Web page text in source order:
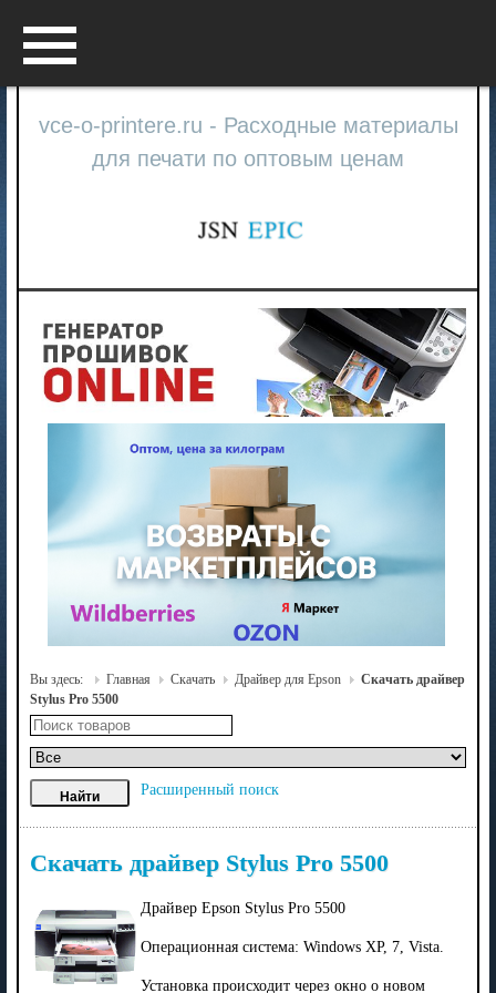
vce-o-printere.ru - Расходные материалы
для печати по оптовым ценам
Вы здесь: Главная Скачать Драйвер для Epson
Скачать драйвер
Stylus Pro 5500
Расширенный поиск
Скачать драйвер Stylus Pro 5500
Драйвер Epson Stylus Pro 5500
Операционная система: Windows XP, 7, Vista.
Установка происходит через окно о новом